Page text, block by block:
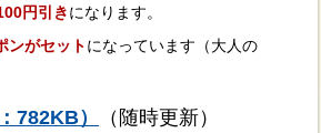
円引きになります。
ンがセットになっています（大人の
782KB） （随時更新）